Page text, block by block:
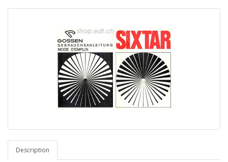
Description